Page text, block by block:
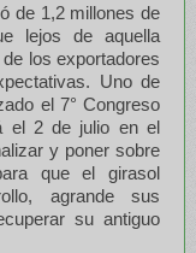
de 1,2 millones de
lejos de aquella
los exportadores
Uno de
el 7° Congreso
el 2 de julio en el
y poner sobre
que el girasol
agrande sus
su antiguo